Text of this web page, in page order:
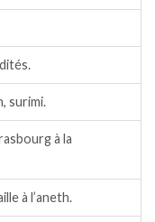
surimi.
à la
à l’aneth.